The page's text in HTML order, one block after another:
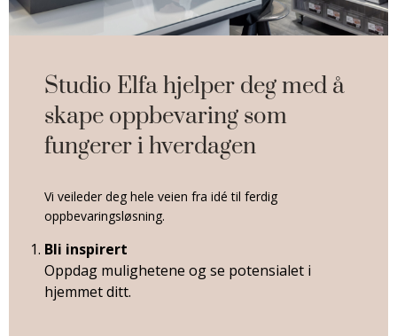
Studio Elfa hjelper deg med å
skape oppbevaring som
fungerer i hverdagen
Vi veileder deg hele veien fra idé til ferdig
oppbevaringsløsning.
Bli inspirert
Oppdag mulighetene og se potensialet i
hjemmet ditt.